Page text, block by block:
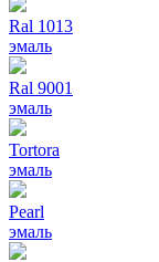
Ral 1013
эмаль
Ral 9001
эмаль
Tortora
эмаль
Pearl
эмаль